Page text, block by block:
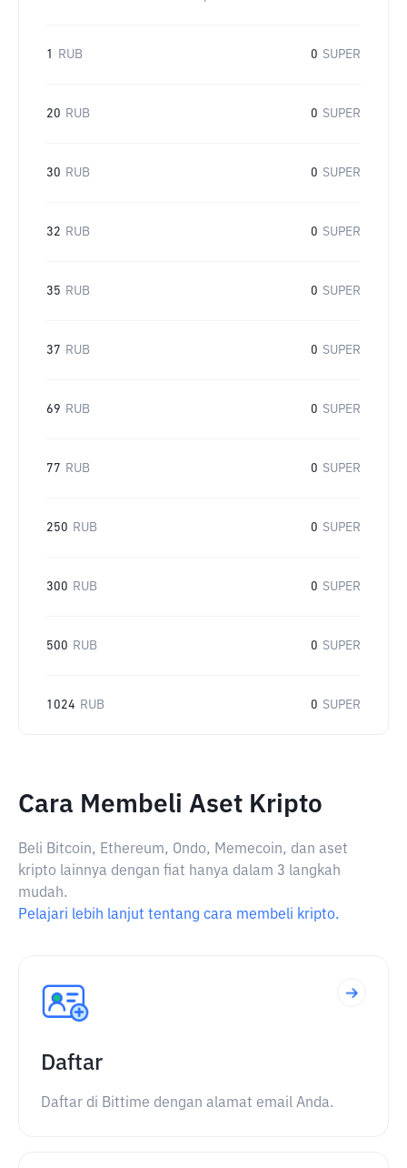
1 RUB 0 SUPER
20 RUB 0 SUPER
30 RUB 0 SUPER
32 RUB 0 SUPER
35 RUB 0 SUPER
37 RUB 0 SUPER
69 RUB 0 SUPER
77 RUB 0 SUPER
250 RUB 0 SUPER
300 RUB 0 SUPER
500 RUB 0 SUPER
1024 RUB 0 SUPER
Cara Membeli Aset Kripto
Beli Bitcoin, Ethereum, Ondo, Memecoin, dan aset
kripto lainnya dengan fiat hanya dalam 3 langkah
mudah.
Pelajari lebih lanjut tentang cara membeli kripto.
Daftar
Daftar di Bittime dengan alamat email Anda.